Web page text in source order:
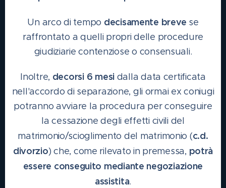
Un arco di tempo decisamente breve se
raffrontato a quelli propri delle procedure
giudiziarie contenziose o consensuali.
Inoltre, decorsi 6 mesi dalla data certificata
nell'accordo di separazione, gli ormai ex coniugi
potranno avviare la procedura per conseguire
la cessazione degli effetti civili del
matrimonio/scioglimento del matrimonio (c.d.
divorzio) che, come rilevato in premessa, potrà
essere conseguito mediante negoziazione
assistita.